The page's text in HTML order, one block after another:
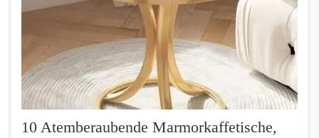
10 Atemberaubende Marmorkaffetische,